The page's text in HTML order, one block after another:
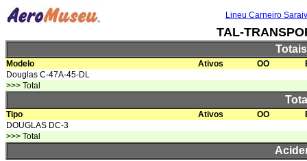
Lineu Carneiro
TAL-
Modelo Ativos OO
Douglas C-47A-45-DL
>>> Total
Tipo Ativos OO
DOUGLAS DC-3
>>> Total